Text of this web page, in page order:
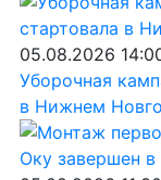
05.08.2026
Уборочная
в Нижнем